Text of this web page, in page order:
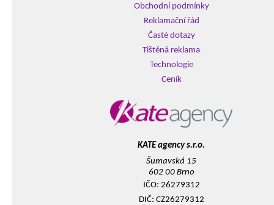
Obchodní podmínky
Reklamační řád
Časté dotazy
Tištěná reklama
Technologie
Ceník
KATE agency s.r.o.
Šumavská 15
602 00 Brno
IČO: 26279312
DIČ: CZ26279312